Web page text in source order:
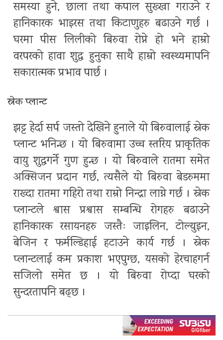
समस्या हुने, छाला तथा कपाल सुख्खा गराउने र
हानिकारक भाइरस तथा किटाणुहरु बढाउने गर्छ ।
घरमा पीस लिलीको बिरुवा रोप्ने हो भने हाम्रो
वरपरको हावा शुद्ध हुनुका साथै हाम्रो स्वस्थ्यमापनि
सकारात्मक प्रभाव पार्छ ।
स्नेक प्लान्ट
झट्ट हेर्दा सर्प जस्तो देखिने हुनाले यो बिरुवालाई स्नेक
प्लान्ट भनिन्छ । यो बिरुवामा उच्च स्तरिय प्राकृतिक
वायु शुद्धगर्ने गुण हुन्छ । यो बिरुवाले रातमा समेत
अक्सिजन प्रदान गर्छ, त्यसैले यो बिरुवा बेडरुममा
राख्दा रातमा गहिरो तथा राम्रो निन्द्रा लाग्ने गर्छ । स्नेक
प्लान्टले श्वास प्रश्वास सम्बन्धि रोगहरु बढाउने
हानिकारक रसायनहरु जस्तैः जाइलिन, टोल्युइन,
बेजिन र फर्मल्डिहाई हटाउने कार्य गर्छ । स्नेक
प्लान्टलाई कम प्रकाश भएपुग्छ, यसको हेरचाहगर्न
सजिलो समेत छ । यो बिरुवा रोप्दा घरको
सुन्दरतापनि बढ्छ ।